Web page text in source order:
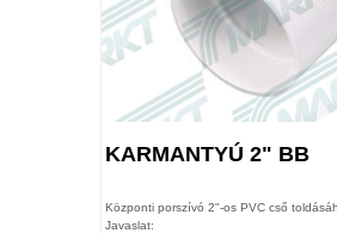
KARMANTYÚ 2" BB
Központi porszívó 2"-os PVC cső
Javaslat: